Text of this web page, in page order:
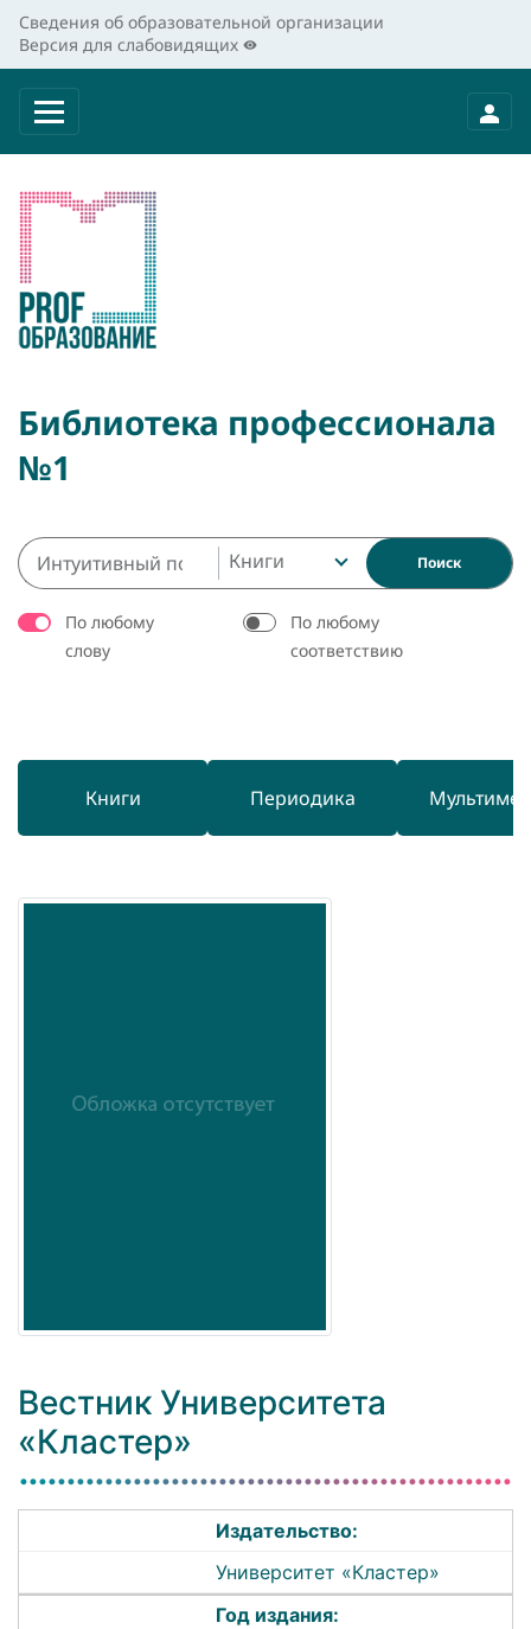
Сведения об образовательной организации
Версия для слабовидящих
Библиотека профессионала
№1
Книги Поиск
По любому
слову
По любому
соответствию
Книги Периодика
Вестник Университета
«Кластер»
Издательство:
Университет «Кластер»
Год издания: